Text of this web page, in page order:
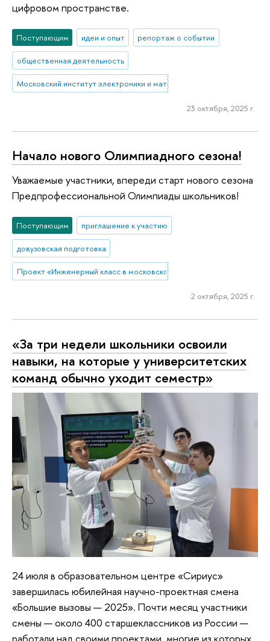
цифровом пространстве.
Поступающим идеи и опыт репортаж о событии
общественная деятельность
Московский институт электроники и математики им. А.Н. Тихонова
23 октября, 2025 г.
Начало нового Олимпиадного сезона!
Уважаемые участники, впереди старт нового сезона
Предпрофессиональной Олимпиады школьников!
Поступающим приглашение к участию
довузовская подготовка
Проект «Инженерный класс в московской школе»
2 октября, 2025 г.
«За три недели школьники освоили
навыки, на которые у университетских
команд обычно уходит семестр»
24 июля в образовательном центре «Сириус»
завершилась юбилейная научно-проектная смена
«Большие вызовы — 2025». Почти месяц участники
смены — около 400 старшеклассников из России —
работали над своими проектами, многие из которых